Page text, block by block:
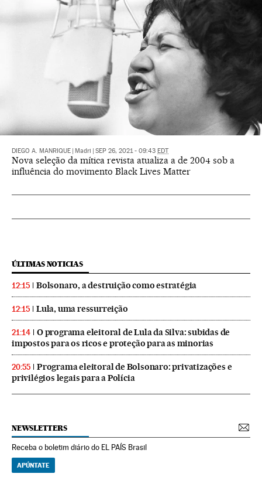
DIEGO A. MANRIQUE Madri SEP 26, 2021 - 09:43 EDT
Nova seleção da mítica revista atualiza a de 2004 sob a
influência do movimento Black Lives Matter
ÚLTIMAS NOTICIAS
12:15 Bolsonaro, a destruição como estratégia
12:15 Lula, uma ressurreição
21:14
O programa eleitoral de Lula da Silva: subidas de
impostos para os ricos e proteção para as minorias
20:55
Programa eleitoral de Bolsonaro: privatizações e
privilégios legais para a Polícia
NEWSLETTERS
Receba o boletim diário do EL PAÍS Brasil
APÚNTATE